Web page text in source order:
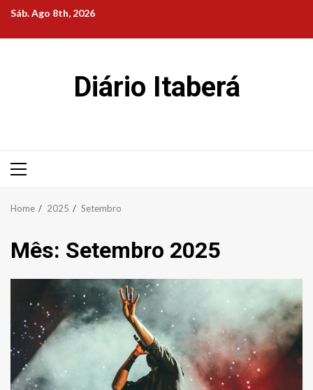
Skip
content
Sáb. Ago 8th, 2026
Diário Itaberá
Primary
Home 2025 Setembro
Mês: Setembro 2025
3 min read